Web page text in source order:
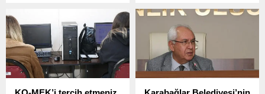
Havalimanı’ndan kalkan
THY’ye ait uçak, 132
yolcusuyla saat 05.40’da
Antalya Havalimanı’na indi.
Yasağın kalkmasıyla
beraber Ruslar tur
şirketlerine akın ettiler.
Belediyesi Fen İşleri
Müdürlüğü ekipleri
tarafından gerçekleştirilen
yıkım işlemlerinde kaçak ve
ruhsatsız olduğu belirlenen
15 iskelenin yıkımı sürüyor.